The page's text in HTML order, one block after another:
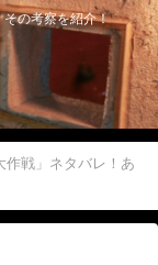
の考察を紹介！
作戦」ネタバレ！あ